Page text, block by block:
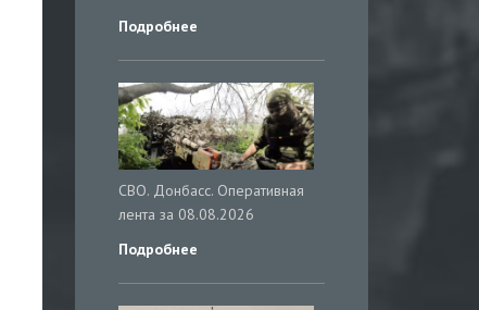
Подробнее
СВО. Донбасс. Оперативная
лента за 08.08.2026
Подробнее